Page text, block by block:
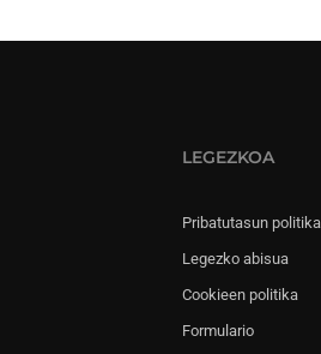
LEGEZKOA
Pribatutasun politika
Legezko abisua
Cookieen politika
Formulario